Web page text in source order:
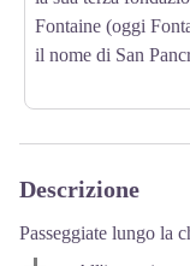
Fontaine (oggi
il nome di San
Descrizione
Passeggiate lungo la